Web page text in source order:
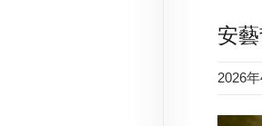
安
2026